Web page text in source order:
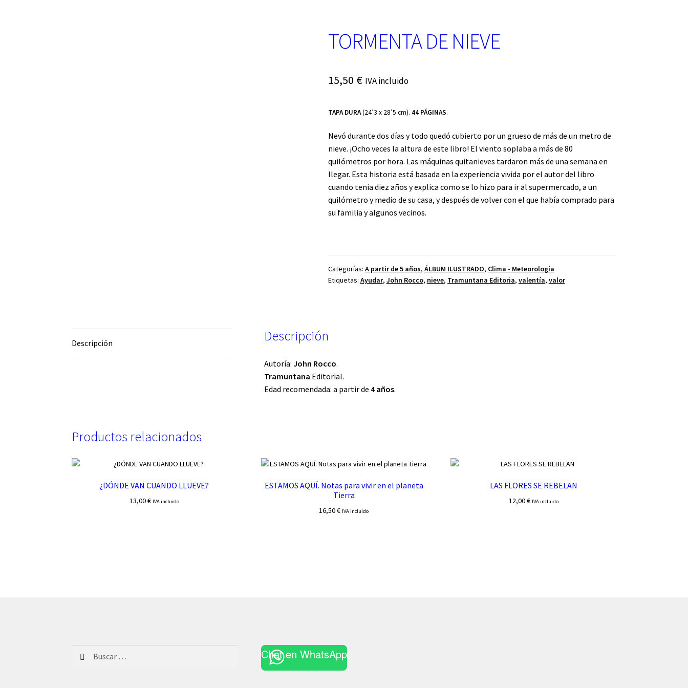
TORMENTA DE NIEVE
15,50 € IVA incluido
TAPA DURA(24’3 x 28’5 cm). 44 PÁGINAS.
Nevó durante dos días y todo quedó cubierto por un grueso de más de un metro de
nieve. ¡Ocho veces la altura de este libro! El viento soplaba a más de 80
quilómetros por hora. Las máquinas quitanieves tardaron más de una semana en
llegar. Esta historia está basada en la experiencia vivida por el autor del libro
cuando tenia diez años y explica como se lo hizo para ir al supermercado, a un
quilómetro y medio de su casa, y después de volver con el que había comprado para
su familia y algunos vecinos.
Categorías: A partir de 5 años, ÁLBUM ILUSTRADO, Clima - Meteorología
Etiquetas: Ayudar, John Rocco, nieve, Tramuntana Editoria, valentía, valor
Descripción Descripción
Autoría: John Rocco.
Tramuntana Editorial.
Edad recomendada: a partir de 4 años.
Productos relacionados
¿DÓNDE VAN CUANDO LLUEVE?
13,00€ IVA incluido
ESTAMOS AQUÍ. Notas para vivir en el planeta
Tierra
16,50€ IVA incluido
LAS FLORES SE REBELAN
12,00€ IVA incluido
Chat en WhatsApp